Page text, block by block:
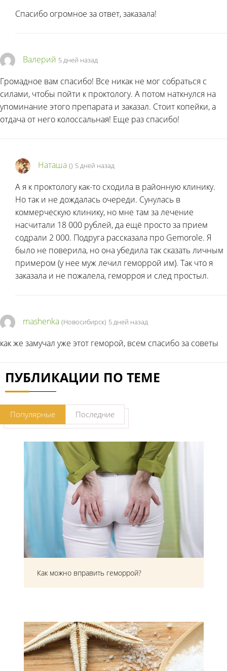
Спасибо огромное за ответ, заказала!
Валерий 5 дней назад
Громадное вам спасибо! Все никак не мог собраться с
силами, чтобы пойти к проктологу. А потом наткнулся на
упоминание этого препарата и заказал. Стоит копейки, а
отдача от него колоссальная! Еще раз спасибо!
Наташа () 5 дней назад
А я к проктологу как-то сходила в районную клинику.
Но так и не дождалась очереди. Сунулась в
коммерческую клинику, но мне там за лечение
насчитали 18 000 рублей, да ещё просто за прием
содрали 2 000. Подруга рассказала про Gemorole. Я
было не поверила, но она убедила так сказать личным
примером (у нее муж лечил геморрой им). Так что я
заказала и не пожалела, геморроя и след простыл.
mashenka (Новосибирск) 5 дней назад
как же замучал уже этот геморой, всем спасибо за советы
ПУБЛИКАЦИИ ПО ТЕМЕ
Популярные Последние
Как можно вправить геморрой?